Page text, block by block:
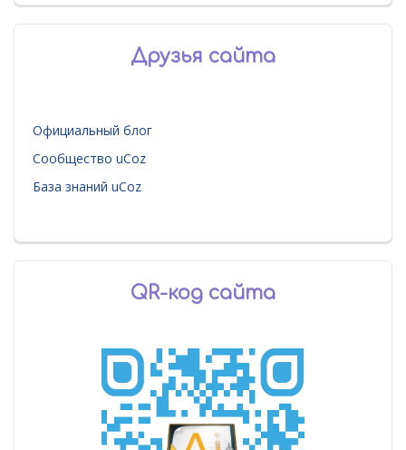
Друзья сайта
Официальный блог
Сообщество uCoz
База знаний uCoz
QR-код сайта